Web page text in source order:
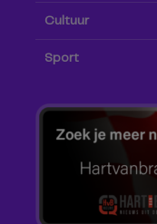
Cultuur
Sport